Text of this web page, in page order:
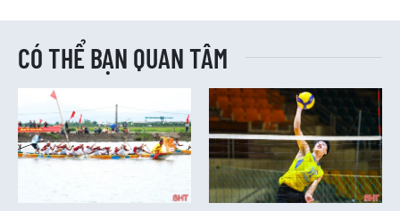
CÓ THỂ BẠN QUAN TÂM